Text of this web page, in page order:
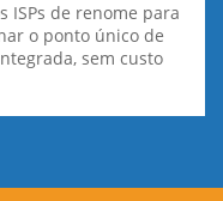
ISPs de renome para
o ponto único de
sem custo